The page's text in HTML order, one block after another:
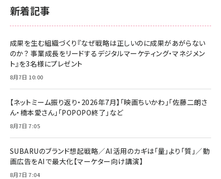
新着記事
成果を生む組織づくり『なぜ戦略は正しいのに成果があがらない
のか？ 事業成長をリードするデジタルマーケティング・マネジメン
ト』を3名様にプレゼント
8月7日 10:00
【ネットミーム振り返り・2026年7月】「映画ちいかわ」「佐藤二朗さ
ん・橋本愛さん」「POPOPO終了」など
8月7日 7:05
SUBARUのブランド想起戦略／AI活用のカギは「量」より「質」／動
画広告をAIで最大化【マーケター向け講演】
8月7日 7:04